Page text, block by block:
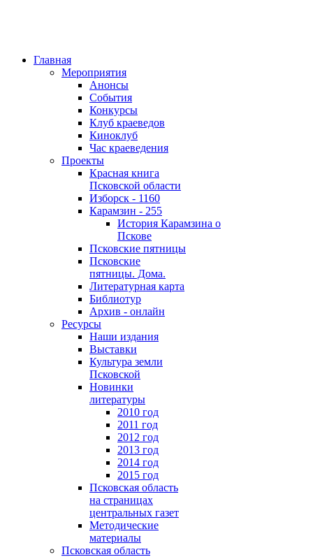
Главная
Мероприятия
Анонсы
События
Конкурсы
Клуб краеведов
Киноклуб
Час краеведения
Проекты
Красная книга
Псковской области
Изборск - 1160
Карамзин - 255
История Карамзина о
Пскове
Псковские пятницы
Псковские
пятницы. Дома.
Литературная карта
Библиотур
Архив - онлайн
Ресурсы
Наши издания
Выставки
Культура земли
Псковской
Новинки
литературы
2010 год
2011 год
2012 год
2013 год
2014 год
2015 год
Псковская область
на страницах
центральных газет
Методические
материалы
Псковская область